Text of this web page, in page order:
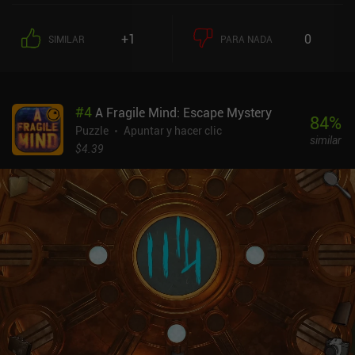
avanzar por un mapa de dioramas isométricos de bajo poligonaje,
que podemos girar en busca de pistas. Aunque las localizaciones
diseño artístico y la música crean el ambiente perfecto para la
sombría historia que se desarrolla ante nuestros ojos. Los
controles táctiles pueden resultar incómodos al principio, pero
pantalla en los ajustes. Almost Gone cuesta 3,99 dólares, sin
anuncios ni iAP. Puede que no guste a todo el mundo, pero si te
gustan los juegos con narrativas psicológicas profundas, este
juego puede ser justo lo que estabas buscando.
SIMILAR +1 PARA NADA 0
#4A Fragile Mind: Escape Mystery
Puzzle
Apuntar y hacer clic
$4.39
84%
similar